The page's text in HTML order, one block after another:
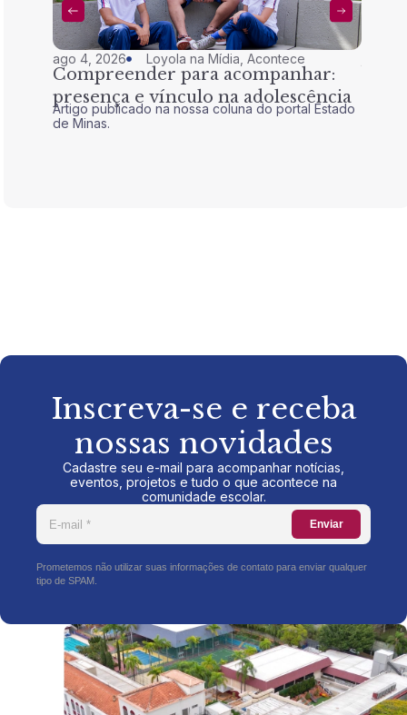
ago 4, 2026 Loyola na Mídia ,Acontece
Compreender para acompanhar:
presença e vínculo na adolescência
Artigo publicado na nossa coluna do portal Estado
de Minas.
Inscreva-se e receba
nossas novidades
Cadastre seu e-mail para acompanhar notícias,
eventos, projetos e tudo o que acontece na
comunidade escolar.
Enviar
Prometemos não utilizar suas informações de contato para enviar qualquer
tipo de SPAM.